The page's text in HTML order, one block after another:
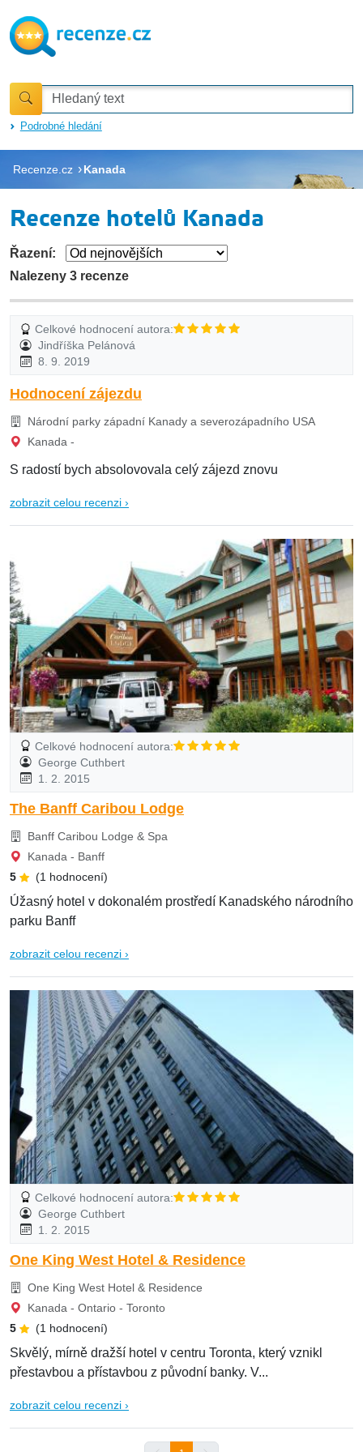
Podrobné hledání
Recenze.cz Kanada
Recenze hotelů Kanada
Nalezeny 3 recenze
Řazení:
Celkové hodnocení autora:
Jindříška Pelánová
8. 9. 2019
Hodnocení zájezdu
Národní parky západní Kanady a severozápadního USA
Kanada -
S radostí bych absolovovala celý zájezd znovu
zobrazit celou recenzi ›
Celkové hodnocení autora:
George Cuthbert
1. 2. 2015
The Banff Caribou Lodge
Banff Caribou Lodge & Spa
Kanada - Banff
5
(1 hodnocení)
Úžasný hotel v dokonalém prostředí Kanadského národního
parku Banff
zobrazit celou recenzi ›
Celkové hodnocení autora:
George Cuthbert
1. 2. 2015
One King West Hotel & Residence
One King West Hotel & Residence
Kanada - Ontario - Toronto
5
(1 hodnocení)
Skvělý, mírně dražší hotel v centru Toronta, který vznikl
přestavbou a přístavbou z původní banky. V...
zobrazit celou recenzi ›